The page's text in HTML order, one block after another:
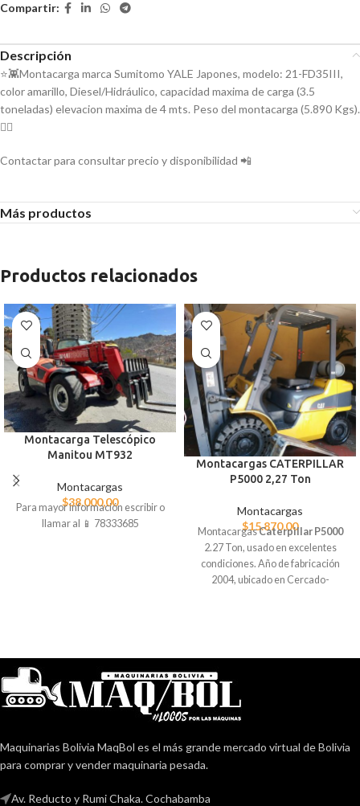
Compartir:
Descripción
⭐👾Montacarga marca Sumitomo YALE Japones, modelo: 21-FD35III,
color amarillo, Diesel/Hidráulico, capacidad maxima de carga (3.5
toneladas) elevacion maxima de 4 mts. Peso del montacarga (5.890 Kgs).
👷‍♂️
Contactar para consultar precio y disponibilidad 📲
Más productos
Productos relacionados
Montacarga Telescópico
Manitou MT932
Montacargas
$38.000,00
Para mayor información escribir o
llamar al 📱 78333685
Montacargas CATERPILLAR
P5000 2,27 Ton
Montacargas
$15.870,00
MontacargasCaterpillar P5000
2.27 Ton, usado en excelentes
condiciones. Año de fabricación
2004, ubicado en Cercado-
Tracción 4X2.
Contactar para mas información.
TELF.: 60768863.
Maquinarias Bolivia MaqBol es el más grande mercado virtual de Bolivia
para comprar y vender maquinaria pesada.
Av. Reducto y Rumi Chaka. Cochabamba